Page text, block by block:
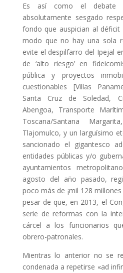
Es así como el debate
absolutamente sesgado
fondo que auspician al
modo que no hay una sola
evite el despilfarro del Ipejal
de ‘alto riesgo’ en
pública y proyectos
cuestionables [Villas
Santa Cruz de Soledad,
Abengoa, Transporte
Toscana/Santana
Tlajomulco, y un larguísimo
sancionado el gigantesco
entidades públicas y/o
ayuntamientos
agosto del año pasado,
poco más de ¡mil 128
pesar de que, en 2013, el
serie de reformas con la
cárcel a los funcionarios
obrero-patronales.
Mientras lo anterior no se
condenada a repetirse «ad